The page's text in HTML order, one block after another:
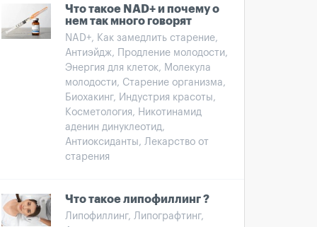
Что такое NAD+ и почему о
нем так много говорят
NAD+, Как замедлить старение,
Антиэйдж, Продление молодости,
Энергия для клеток, Молекула
молодости, Старение организма,
Биохакинг, Индустрия красоты,
Косметология, Никотинамид
аденин динуклеотид,
Антиоксиданты, Лекарство от
старения
Что такое липофиллинг ?
Липофиллинг, Липографтинг,